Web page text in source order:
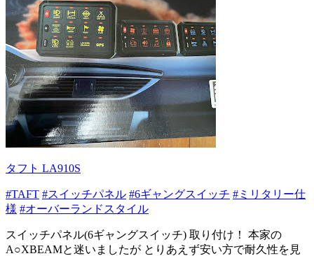
タフト LA910S
#TAFT #スイッチパネル #6ギャングスイッチ #ミリタリー仕
様 #オーバーランドスタイル
スイッチパネル(6ギャングスイッチ) 取り付け！ 本家の
A○XBEAMと迷いましたが とりあえず安い方で耐久性を見